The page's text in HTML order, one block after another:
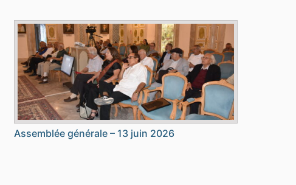
Assemblée générale – 13 juin 2026